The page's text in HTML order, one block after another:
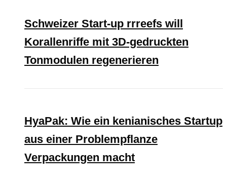
Schweizer Start-up rrreefs will
Korallenriffe mit 3D-gedruckten
Tonmodulen regenerieren
HyaPak: Wie ein kenianisches Startup
aus einer Problempflanze
Verpackungen macht